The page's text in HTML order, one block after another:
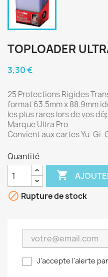
TOPLOADER
3,30 €
25 Protections Rigides
format 63.5mm x 88.9mm
les plus rares lors de vos
Marque Ultra Pro
Convient aux cartes Yu-Gi-
Quantité

 Rupture de stock
J'accepte l'alerte